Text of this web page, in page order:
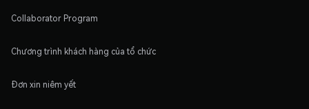
Collaborator Program
Chương trình khách hàng của tổ chức
Đơn xin niêm yết